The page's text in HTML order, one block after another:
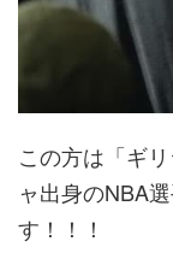
この方は「ギ
ャ出身のNBA
す！！！